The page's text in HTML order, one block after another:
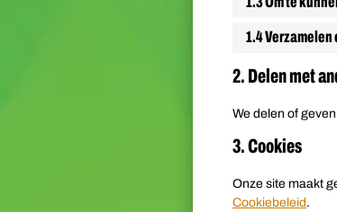
1.4
2. Delen met
We delen of
3. Cookies
Onze site maakt
Cookiebeleid.